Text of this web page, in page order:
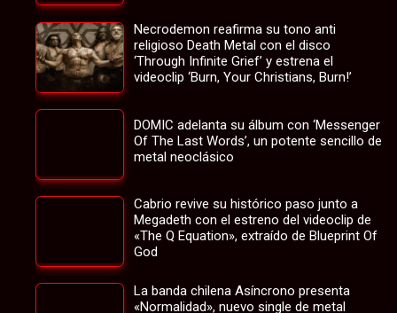
Necrodemon reafirma su tono anti
religioso Death Metal con el disco
‘Through Infinite Grief’ y estrena el
videoclip ‘Burn, Your Christians, Burn!’
DOMIC adelanta su álbum con ‘Messenger
Of The Last Words’, un potente sencillo de
metal neoclásico
Cabrio revive su histórico paso junto a
Megadeth con el estreno del videoclip de
«The Q Equation», extraído de Blueprint Of
God
La banda chilena Asíncrono presenta
«Normalidad», nuevo single de metal